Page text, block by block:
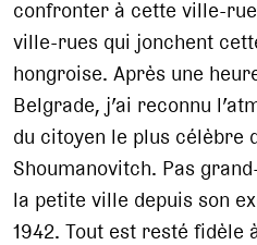
confronter à cette ville-
ville-rues qui jonchent
hongroise. Après une
Belgrade, j’ai reconnu
du citoyen le plus célèbre
Shoumanovitch. Pas
la petite ville depuis son
1942. Tout est resté fidèle